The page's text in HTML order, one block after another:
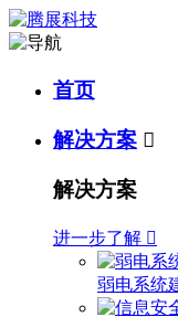
首页
解决方案 
解决方案
进一步了解 
弱电系统